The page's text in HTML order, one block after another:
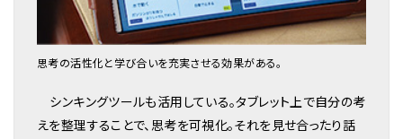
思考の活性化と学び合いを充実させる効果がある。
シンキングツールも活用している。タブレット上で自分の考
えを整理することで、思考を可視化。それを見せ合ったり話